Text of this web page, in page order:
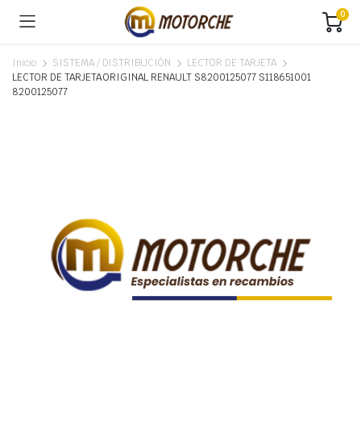
0
Inicio SISTEMA / DISTRIBUCIÓN
LECTOR DE TARJETA
LECTOR DE TARJETA ORIGINAL RENAULT S8200125077 S118651001
8200125077